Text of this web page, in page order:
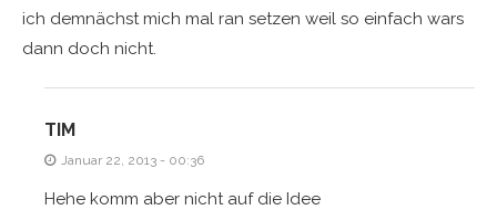
ich demnächst mich mal ran setzen weil so einfach wars
dann doch nicht.
TIM
Januar 22, 2013 - 00:36
Hehe komm aber nicht auf die Idee